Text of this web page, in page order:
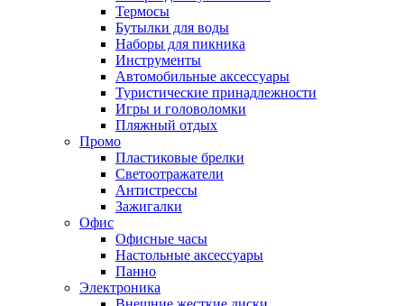
Термосы
Бутылки для воды
Наборы для пикника
Инструменты
Автомобильные аксессуары
Туристические принадлежности
Игры и головоломки
Пляжный отдых
Промо
Пластиковые брелки
Светоотражатели
Антистрессы
Зажигалки
Офис
Офисные часы
Настольные аксессуары
Панно
Электроника